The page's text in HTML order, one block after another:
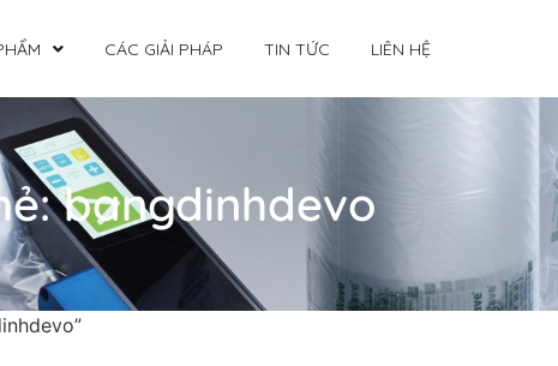
CÁC GIẢI PHÁP TIN TỨC LIÊN HỆ
bangdinhdevo